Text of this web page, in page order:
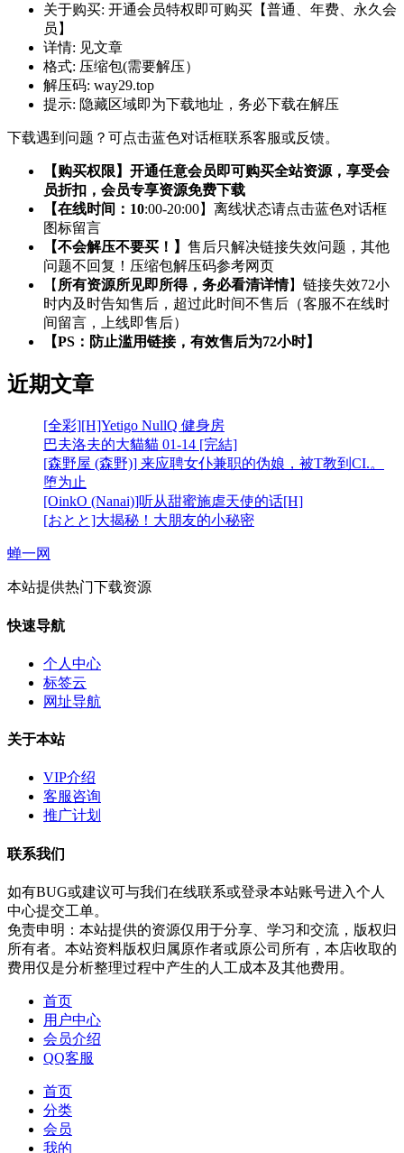
关于购买: 开通会员特权即可购买【普通、年费、永久会
员】
详情: 见文章
格式: 压缩包(需要解压）
解压码: way29.top
提示: 隐藏区域即为下载地址，务必下载在解压
下载遇到问题？可点击蓝色对话框联系客服或反馈。
【购买权限】开通任意会员即可购买全站资源，享受会
员折扣，会员专享资源免费下载
【在线时间：10:00-20:00】离线状态请点击蓝色对话框
图标留言
【不会解压不要买！】 售后只解决链接失效问题，其他
问题不回复！压缩包解压码参考网页
【 所有资源所见即所得，务必看清详情】链接失效72小
时内及时告知售后，超过此时间不售后（客服不在线时
间留言，上线即售后）
【PS：防止滥用链接，有效售后为72小时】
近期文章
[全彩][H]Yetigo NullQ 健身房
巴夫洛夫的大貓貓 01-14 [完結]
[森野屋 (森野)] 来应聘女仆兼职的伪娘，被T教到CI.。
堕为止
[OinkO (Nanai)]听从甜蜜施虐天使的话[H]
[おとと]大揭秘！大朋友的小秘密
蝉一网
本站提供热门下载资源
快速导航
个人中心
标签云
网址导航
关于本站
VIP介绍
客服咨询
推广计划
联系我们
如有BUG或建议可与我们在线联系或登录本站账号进入个人
中心提交工单。
免责申明：本站提供的资源仅用于分享、学习和交流，版权归
所有者。本站资料版权归属原作者或原公司所有，本店收取的
费用仅是分析整理过程中产生的人工成本及其他费用。
首页
用户中心
会员介绍
QQ客服
首页
分类
会员
我的